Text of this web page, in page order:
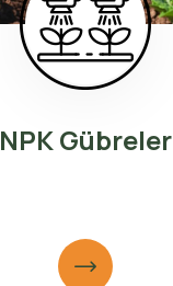
NPK Gübreler